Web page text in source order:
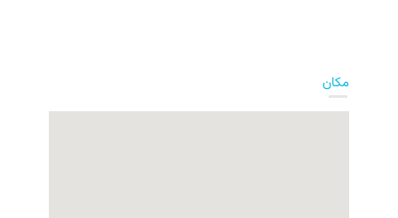
مکان